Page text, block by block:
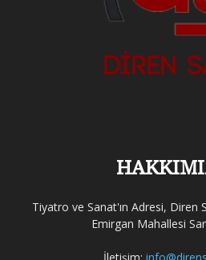
Tiyatro ve Sanat'ın Adresi, Diren
Emirgan Mahallesi
İletişim: